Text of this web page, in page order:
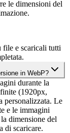
le dimensioni del
file e scaricali tutti
in WebP?
durante la
(1920px,
personalizzata. Le
e le immagini
dimensione del
di scaricare.